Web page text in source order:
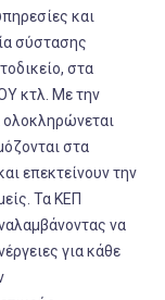
και
σύστασης
στα
κτλ. Με την
ολοκληρώνεται
στα
επεκτείνουν την
Τα ΚΕΠ
να
για κάθε